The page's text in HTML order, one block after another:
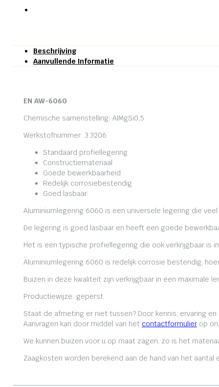
Beschrijving
Aanvullende Informatie
EN AW-6060
Chemische samenstelling: AlMgSi0,5
Werkstofnummer: 3.3206
Standaard profiellegering
Constructiemateriaal
Goede bewerkbaarheid
Redelijk corrosiebestendig
Goed lasbaar
Aluminiumlegering 6060 is een universele legering die
De legering is goed lasbaar en heeft een goede
Het is een typische profiellegering die ook verkrijgbaar is
Aluminiumlegering 6060 is redelijk corrosie bestendig,
Buizen in deze kwaliteit zijn verkrijgbaar in een maximale
Productiewijze: geperst
Staat de afmeting er niet tussen? Door kennis, ervaring
Aanvragen kan door middel van het contactformulier op
We kunnen buizen voor u op maat zagen, zo is het
Zaagkosten worden berekend aan de hand van het